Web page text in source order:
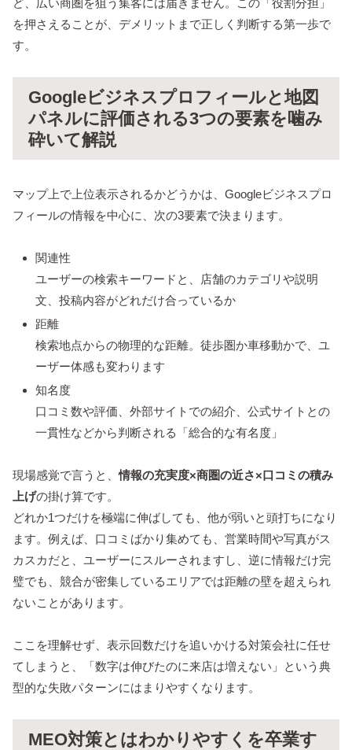
ど、広い商圏を狙う集客には届きません。この「役割分担」
を押さえることが、デメリットまで正しく判断する第一歩で
す。
Googleビジネスプロフィールと地図
パネルに評価される3つの要素を噛み
砕いて解説
マップ上で上位表示されるかどうかは、Googleビジネスプロ
フィールの情報を中心に、次の3要素で決まります。
関連性
ユーザーの検索キーワードと、店舗のカテゴリや説明
文、投稿内容がどれだけ合っているか
距離
検索地点からの物理的な距離。徒歩圏か車移動かで、ユ
ーザー体感も変わります
知名度
口コミ数や評価、外部サイトでの紹介、公式サイトとの
一貫性などから判断される「総合的な有名度」
現場感覚で言うと、情報の充実度×商圏の近さ×口コミの積み
上げの掛け算です。
どれか1つだけを極端に伸ばしても、他が弱いと頭打ちになり
ます。例えば、口コミばかり集めても、営業時間や写真がス
カスカだと、ユーザーにスルーされますし、逆に情報だけ完
璧でも、競合が密集しているエリアでは距離の壁を超えられ
ないことがあります。
ここを理解せず、表示回数だけを追いかける対策会社に任せ
てしまうと、「数字は伸びたのに来店は増えない」という典
型的な失敗パターンにはまりやすくなります。
MEO対策とはわかりやすくを卒業す